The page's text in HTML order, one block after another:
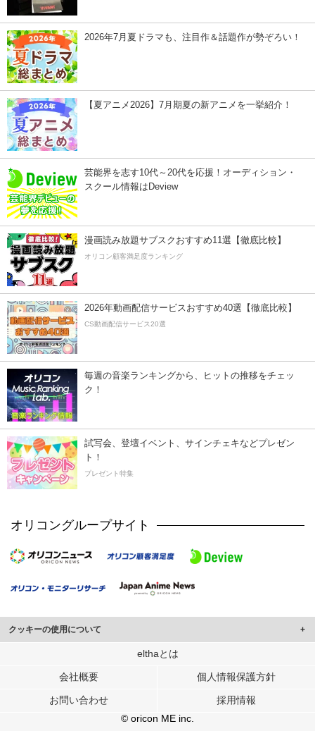
2026年7月夏ドラマも、注目作＆話題作が勢ぞろい！
【夏アニメ2026】7月期夏の新アニメを一挙紹介！
芸能界を志す10代～20代を応援！オーディション・
スクール情報はDeview
漫画読み放題サブスクおすすめ11選【徹底比較】
オリコン顧客満足度ランキング
2026年動画配信サービスおすすめ40選【徹底比較】
CS動画配信サービス20選
毎週の音楽ランキングから、ヒットの推移をチェッ
ク！
試写会、登壇イベント、サインチェキなどプレゼン
ト！
プレゼント特集
オリコングループサイト
クッキーの使用について
このサイトでは Cookie を使用して、ユーザーに合わせたコンテンツや広告の
行っています。
メディアや広告配信、データ解析の各パートナーに提供しています。
各パートナーは、この情報とユーザーが各パートナーに提供した他の情報や、
ユーザーが各パートナーのサービスを使用したときに収集した他の情報を組み
elthaとは
会社概要 個人情報保護方針
お問い合わせ
採用情報
© oricon ME inc.